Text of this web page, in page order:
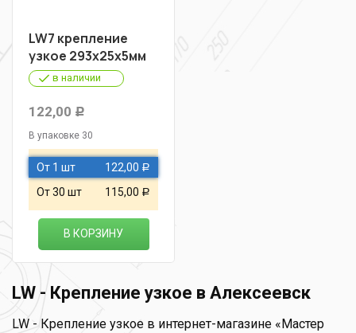
LW7 крепление
узкое 293х25х5мм
в наличии
122,00 Р
В упаковке 30
От 1 шт 122,00 Р
От 30 шт 115,00 Р
В КОРЗИНУ
LW - Крепление узкое в Алексеевск
LW - Крепление узкое в интернет-магазине «Мастер